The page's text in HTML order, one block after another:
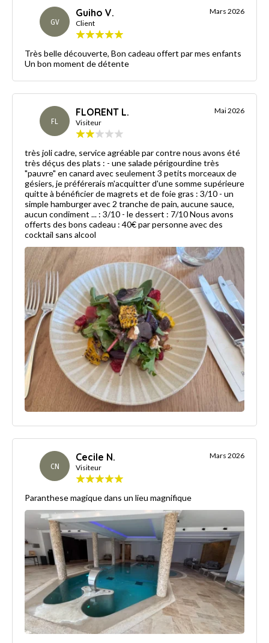
GV
Guiho V.
Client
Mars 2026
Très belle découverte, Bon cadeau offert par mes enfants
Un bon moment de détente
FL
FLORENT L.
Visiteur
Mai 2026
très joli cadre, service agréable par contre nous avons été
très déçus des plats : - une salade périgourdine très
"pauvre" en canard avec seulement 3 petits morceaux de
gésiers, je préférerais m'acquitter d'une somme supérieure
quitte à bénéficier de magrets et de foie gras : 3/10 - un
simple hamburger avec 2 tranche de pain, aucune sauce,
aucun condiment ... : 3/10 - le dessert : 7/10 Nous avons
offerts des bons cadeau : 40€ par personne avec des
cocktail sans alcool
CN
Cecile N.
Visiteur
Mars 2026
Paranthese magique dans un lieu magnifique